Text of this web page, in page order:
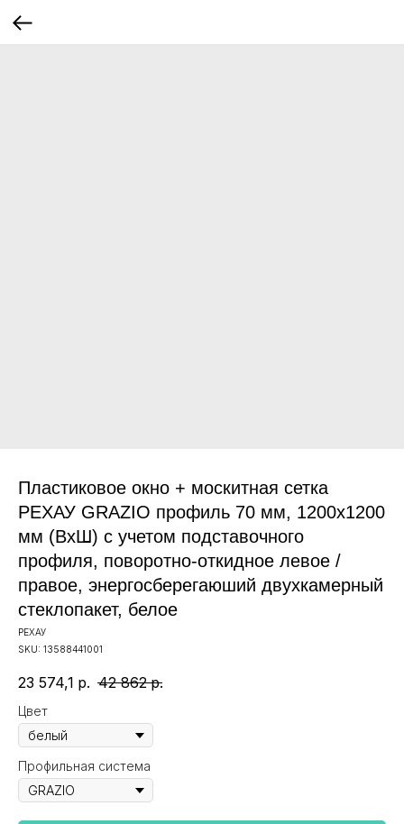
Пластиковое окно + москитная сетка
РЕХАУ GRAZIO профиль 70 мм, 1200х1200
мм (ВхШ) с учетом подставочного
профиля, поворотно-откидное левое /
правое, энергосберегаюший двухкамерный
стеклопакет, белое
РЕХАУ
SKU: 13588441001
23 574,1 р. 42 862 р.
Цвет
Профильная система